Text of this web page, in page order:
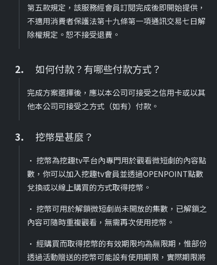
第五款規定，該服務經會員訂閱完成後即開始提供，
不適用消費者保護法第十九條第一項通訊交易七日解
除權規定。恕不接受退費。
如何付款？有哪些付款方式？
完成方案選擇後，應以本公司可接受之信用卡或以其
他本公司可接受之方式（如有）付款。
挖幣是甚麼？
• 挖幣為挖趣tv平台內專門用於觀看微短劇的內容點
數，你可以加入挖趣tv會員並透過OPENPOINT點數
兌換或以線上購買的方式取得挖幣。
• 挖幣可用於解鎖微短劇尚未開放的集數，已解鎖之
內容可隨時重複觀看，無需再次使用挖幣。
• 經購買而取得挖幣的有效期限均為無限期，惟部份
透過活動贈送的挖幣可能設有使用期限，實際期限將